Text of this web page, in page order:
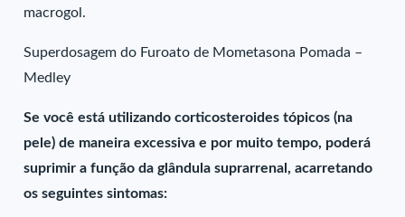
macrogol.
Superdosagem do Furoato de Mometasona Pomada –
Medley
Se você está utilizando corticosteroides tópicos (na
pele) de maneira excessiva e por muito tempo, poderá
suprimir a função da glândula suprarrenal, acarretando
os seguintes sintomas: